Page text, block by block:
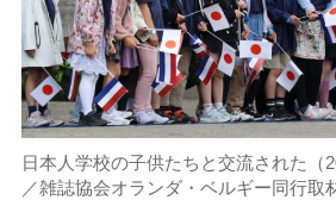
日本人学校の子供たちと交流された（
／雑誌協会オランダ・ベルギー同行取